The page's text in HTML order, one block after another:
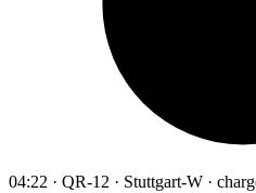
04:22 · QR-12 · Stuttgart-W ·